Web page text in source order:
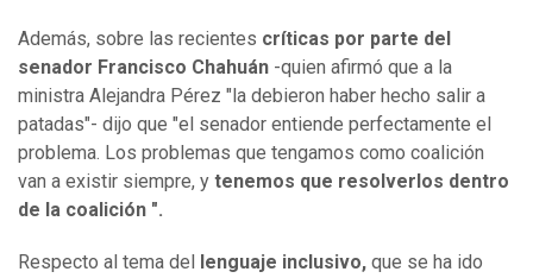
Además, sobre las recientes críticas por parte del
senador Francisco Chahuán -quien afirmó que a la
ministra Alejandra Pérez "la debieron haber hecho salir a
patadas"- dijo que "el senador entiende perfectamente el
problema. Los problemas que tengamos como coalición
van a existir siempre, y tenemos que resolverlos dentro
de la coalición ".
Respecto al tema del lenguaje inclusivo, que se ha ido